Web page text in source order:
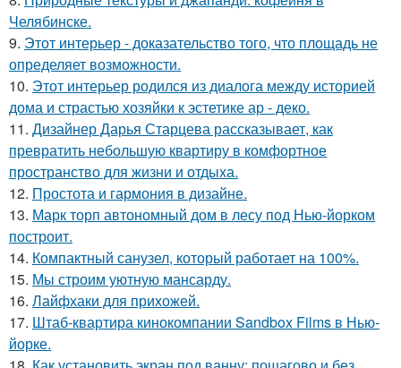
Челябинске.
9. Этот интерьер - доказательство того, что площадь не
определяет возможности.
10. Этот интерьер родился из диалога между историей
дома и страстью хозяйки к эстетике ар - деко.
11. Дизайнер Дарья Старцева рассказывает, как
превратить небольшую квартиру в комфортное
пространство для жизни и отдыха.
12. Простота и гармония в дизайне.
13. Марк торп автономный дом в лесу под Нью-йорком
построит.
14. Компактный санузел, который работает на 100%.
15. Мы строим уютную мансарду.
16. Лайфхаки для прихожей.
17. Штаб-квартира кинокомпании Sandbox Films в Нью-
йорке.